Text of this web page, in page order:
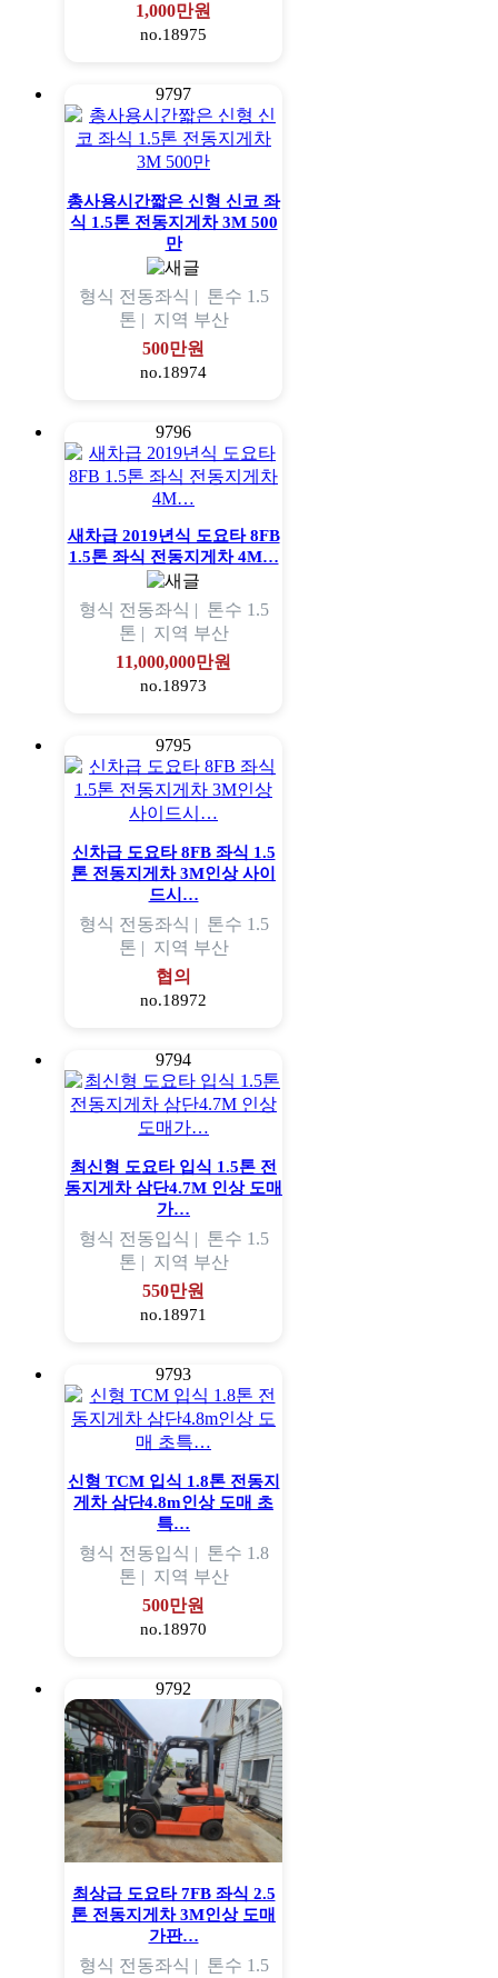
1,000만원
no.18975
9797
총사용시간짧은 신형 신코 좌
식 1.5톤 전동지게차 3M 500
만
형식 전동좌식 | 톤수 1.5
톤 | 지역 부산
500만원
no.18974
9796
새차급 2019년식 도요타 8FB
1.5톤 좌식 전동지게차 4M…
형식 전동좌식 | 톤수 1.5
톤 | 지역 부산
11,000,000만원
no.18973
9795
신차급 도요타 8FB 좌식 1.5
톤 전동지게차 3M인상 사이
드시…
형식 전동좌식 | 톤수 1.5
톤 | 지역 부산
협의
no.18972
9794
최신형 도요타 입식 1.5톤 전
동지게차 삼단4.7M 인상 도매
가…
형식 전동입식 | 톤수 1.5
톤 | 지역 부산
550만원
no.18971
9793
신형 TCM 입식 1.8톤 전동지
게차 삼단4.8m인상 도매 초
특…
형식 전동입식 | 톤수 1.8
톤 | 지역 부산
500만원
no.18970
9792
최상급 도요타 7FB 좌식 2.5
톤 전동지게차 3M인상 도매
가판…
형식 전동좌식 | 톤수 1.5